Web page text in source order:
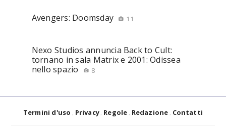
Avengers: Doomsday 11
Nexo Studios annuncia Back to Cult:
tornano in sala Matrix e 2001: Odissea
nello spazio
8
Termini d'uso Privacy Regole Redazione Contatti